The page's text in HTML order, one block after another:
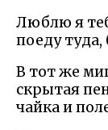
Люблю я
поеду туда,
В тот же
скрытая
чайка и